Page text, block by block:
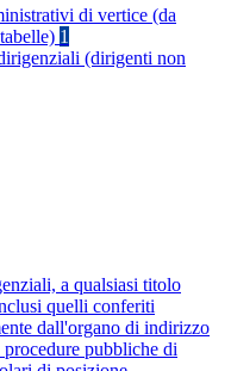
di vertice (da
1
(dirigenti non
a qualsiasi titolo
quelli conferiti
dall'organo di indirizzo
pubbliche di